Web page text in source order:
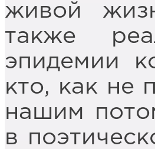
живой
также
эпидемии
кто, как не
нашим
в